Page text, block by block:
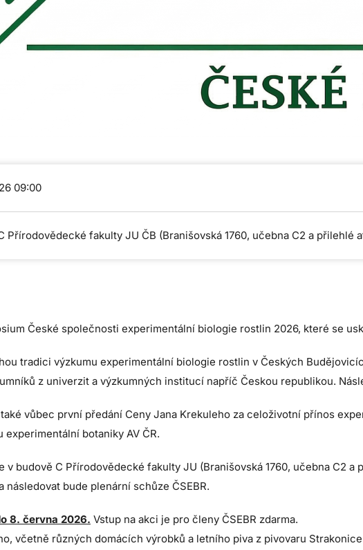
09:00
Přírodovědecké fakulty JU ČB (Branišovská 1760, učebna C2 a přilehlé
České společnosti experimentální biologie rostlin 2026, které se
tradici výzkumu experimentální biologie rostlin v Českých
z univerzit a výzkumných institucí napříč Českou republikou.
vůbec první předání Ceny Jana Krekuleho za celoživotní přínos
experimentální botaniky AV ČR.
v budově C Přírodovědecké fakulty JU (Branišovská 1760, učebna C2
následovat bude plenární schůze ČSEBR.
8. června 2026. Vstup na akci je pro členy ČSEBR zdarma.
včetně různých domácích výrobků a letního piva z pivovaru